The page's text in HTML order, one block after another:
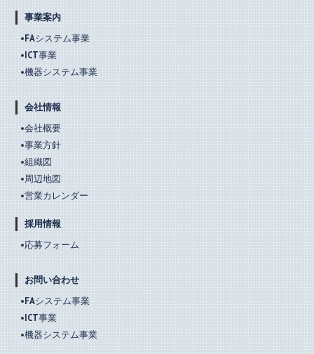
事業案内
FAシステム事業
ICT事業
機器システム事業
会社情報
会社概要
事業方針
組織図
周辺地図
営業カレンダー
採用情報
応募フォーム
お問い合わせ
FAシステム事業
ICT事業
機器システム事業